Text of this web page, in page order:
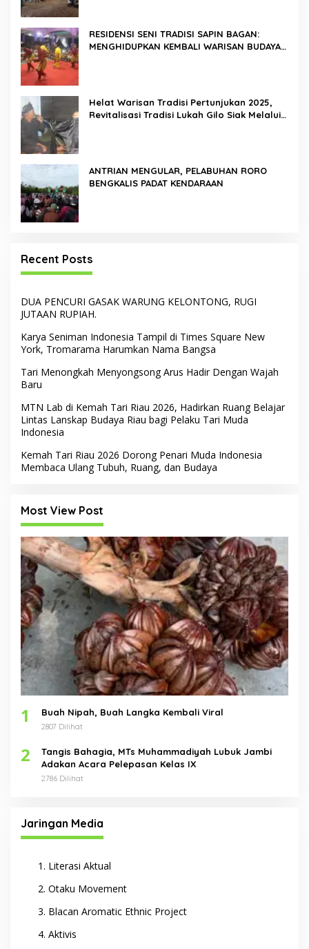
RESIDENSI SENI TRADISI SAPIN BAGAN:
MENGHIDUPKAN KEMBALI WARISAN BUDAYA
Helat Warisan Tradisi Pertunjukan 2025,
Revitalisasi Tradisi Lukah Gilo Siak Melalui
ANTRIAN MENGULAR, PELABUHAN RORO
BENGKALIS PADAT KENDARAAN
Recent Posts
DUA PENCURI GASAK WARUNG KELONTONG, RUGI
JUTAAN RUPIAH.
Karya Seniman Indonesia Tampil di Times Square New
York, Tromarama Harumkan Nama Bangsa
Tari Menongkah Menyongsong Arus Hadir Dengan Wajah
Baru
MTN Lab di Kemah Tari Riau 2026, Hadirkan Ruang Belajar
Lintas Lanskap Budaya Riau bagi Pelaku Tari Muda
Indonesia
Kemah Tari Riau 2026 Dorong Penari Muda Indonesia
Membaca Ulang Tubuh, Ruang, dan Budaya
Most View Post
1 Buah Nipah, Buah Langka Kembali Viral
2807 Dilihat
2
Tangis Bahagia, MTs Muhammadiyah Lubuk Jambi
Adakan Acara Pelepasan Kelas IX
2786 Dilihat
Jaringan Media
Literasi Aktual
Otaku Movement
Blacan Aromatic Ethnic Project
Aktivis